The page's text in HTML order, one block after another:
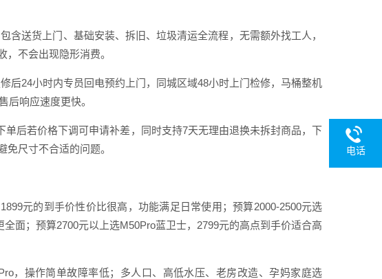
含送货上门、基础安装、拆旧、垃圾清运全流程，无需额外找工人，
不会出现隐形消费。
后24小时内专员回电预约上门，同城区域48小时上门检修，马桶整机
后响应速度更快。
后若价格下调可申请补差，同时支持7天无理由退换未拆封商品，下
尺寸不合适的问题。
元的到手价性价比很高，功能满足日常使用；预算2000-2500元选
面；预算2700元以上选M50Pro蓝卫士，2799元的高点到手价适合高
，操作简单故障率低；多人口、高低水压、老房改造、孕妈家庭选
电话